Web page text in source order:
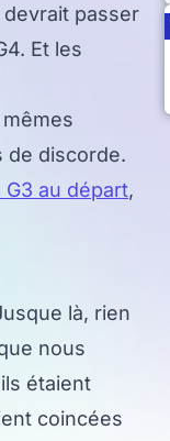
passer
Et les
de discorde.
au départ,
là, rien
nous
étaient
coincées